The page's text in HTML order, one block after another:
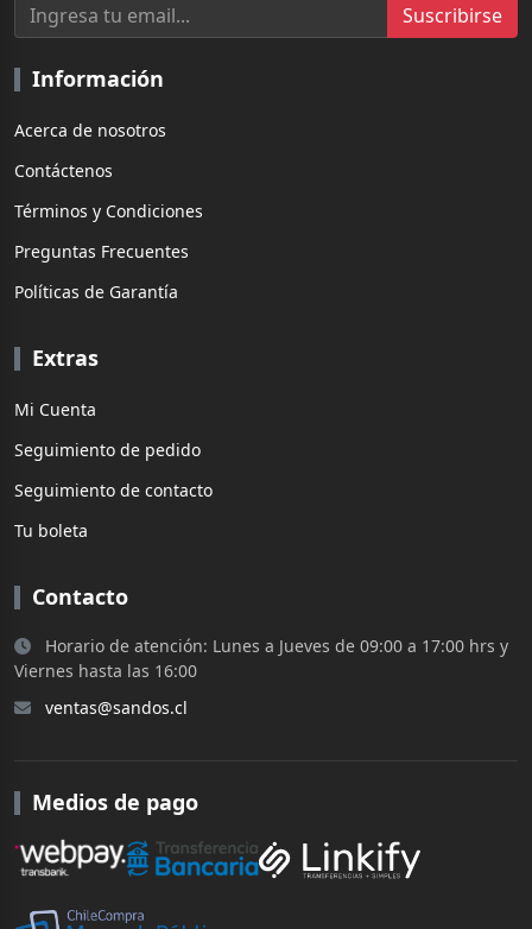
Suscribirse
Información
Acerca de nosotros
Contáctenos
Términos y Condiciones
Preguntas Frecuentes
Políticas de Garantía
Extras
Mi Cuenta
Seguimiento de pedido
Seguimiento de contacto
Tu boleta
Contacto
Horario de atención: Lunes a Jueves de 09:00 a 17:00 hrs y
Viernes hasta las 16:00
ventas@sandos.cl
Medios de pago